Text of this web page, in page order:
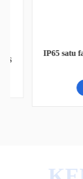
IP65 satu